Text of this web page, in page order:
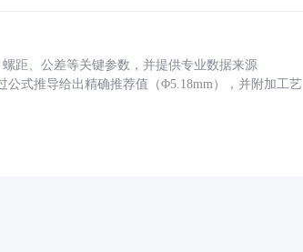
距、公差等关键参数，并提供专业数据来源
公式推导给出精确推荐值（Φ5.18mm），并附加工艺